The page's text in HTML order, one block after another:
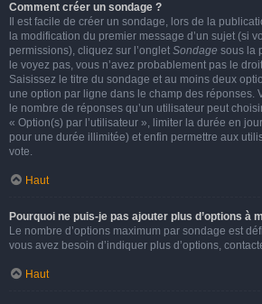
Comment créer un sondage ?
Il est facile de créer un sondage, lors de la
la modification du premier message d’un sujet (si
permissions), cliquez sur l’onglet Sondage sous la
le voyez pas, vous n’avez probablement pas le
Saisissez le titre du sondage et au moins deux
une option par ligne dans le champ des réponses.
le nombre de réponses qu’un utilisateur peut
« Option(s) par l’utilisateur », limiter la durée en
pour une durée illimitée) et enfin permettre aux
vote.
Haut
Pourquoi ne puis-je pas ajouter plus d’options à
Le nombre d’options maximum par sondage est
vous avez besoin d’indiquer plus d’options,
Haut